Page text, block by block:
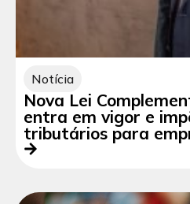
Notícia
Nova Lei
entra em vigor e
tributários para